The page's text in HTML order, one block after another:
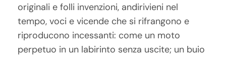
originali e folli invenzioni, andirivieni nel
tempo, voci e vicende che si rifrangono e
riproducono incessanti: come un moto
perpetuo in un labirinto senza uscite; un buio